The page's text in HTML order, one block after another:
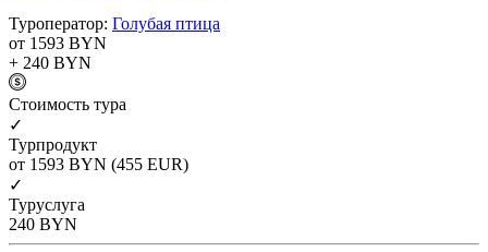
Туроператор: Голубая птица
от 1593 BYN
+ 240 BYN
Cтоимость тура
✓
Турпродукт
от 1593 BYN (455 EUR)
✓
Туруслуга
240 BYN